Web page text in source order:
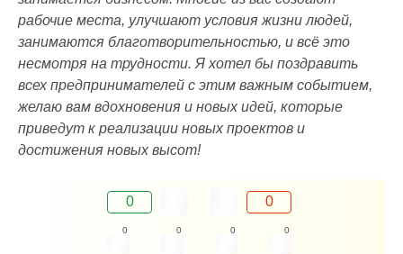
рабочие места, улучшают условия жизни людей,
занимаются благотворительностью, и всё это
несмотря на трудности. Я хотел бы поздравить
всех предпринимателей с этим важным событием,
желаю вам вдохновения и новых идей, которые
приведут к реализации новых проектов и
достижения новых высот!
0 0
0 0 0 0